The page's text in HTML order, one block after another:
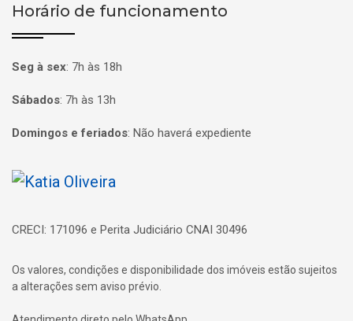
Horário de funcionamento
Seg à sex: 7h às 18h
Sábados: 7h às 13h
Domingos e feriados: Não haverá expediente
Página inicial
CRECI: 171096 e Perita Judiciário CNAI 30496
Os valores, condições e disponibilidade dos imóveis estão sujeitos
a alterações sem aviso prévio.